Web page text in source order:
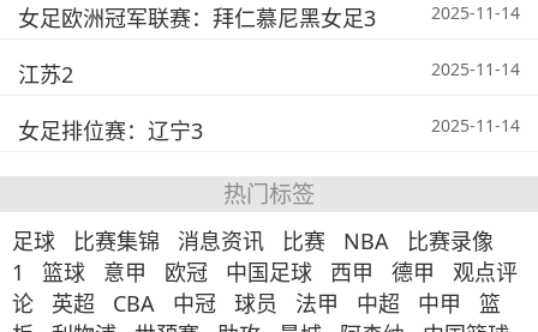
女足欧洲冠军联赛：拜仁慕尼黑女足3 2025-11-14
江苏2 2025-11-14
女足排位赛：辽宁3 2025-11-14
热门标签
足球 比赛集锦 消息资讯 比赛 NBA
比赛录像
1
篮球 意甲 欧冠 中国足球 西甲 德甲
观点评
论
英超 CBA 中冠 球员 法甲 中超 中甲
篮